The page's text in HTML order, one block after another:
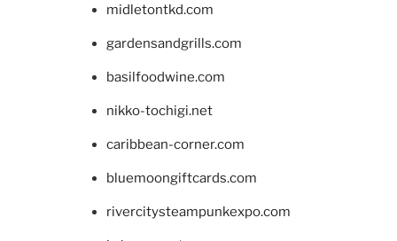
midletontkd.com
gardensandgrills.com
basilfoodwine.com
nikko-tochigi.net
caribbean-corner.com
bluemoongiftcards.com
rivercitysteampunkexpo.com